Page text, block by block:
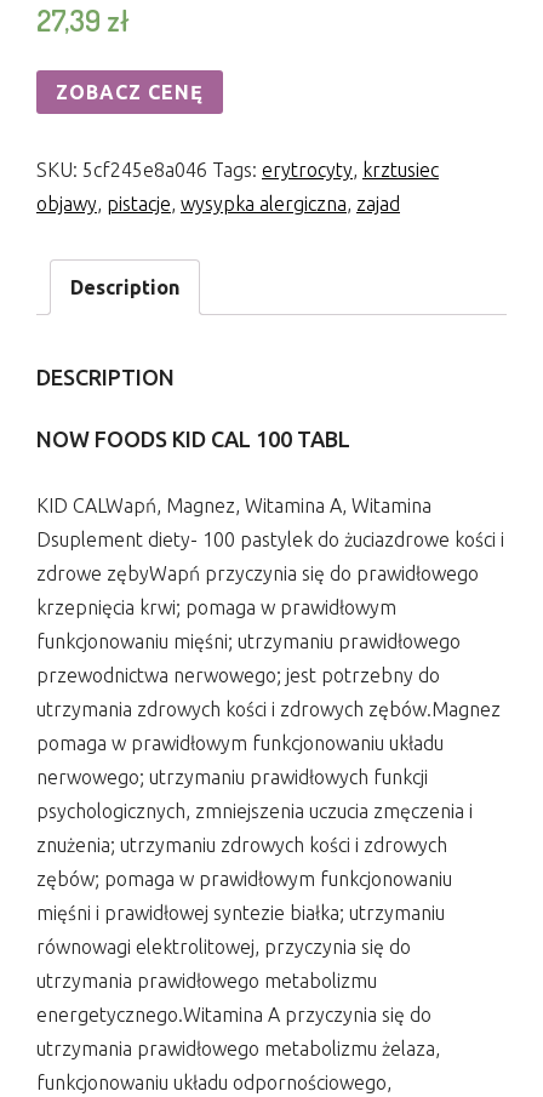
27,39 zł
ZOBACZ CENĘ
SKU: 5cf245e8a046 Tags: erytrocyty, krztusiec
objawy, pistacje, wysypka alergiczna, zajad
Description
DESCRIPTION
NOW FOODS KID CAL 100 TABL
KID CALWapń, Magnez, Witamina A, Witamina
Dsuplement diety- 100 pastylek do żuciazdrowe kości i
zdrowe zębyWapń przyczynia się do prawidłowego
krzepnięcia krwi; pomaga w prawidłowym
funkcjonowaniu mięśni; utrzymaniu prawidłowego
przewodnictwa nerwowego; jest potrzebny do
utrzymania zdrowych kości i zdrowych zębów.Magnez
pomaga w prawidłowym funkcjonowaniu układu
nerwowego; utrzymaniu prawidłowych funkcji
psychologicznych, zmniejszenia uczucia zmęczenia i
znużenia; utrzymaniu zdrowych kości i zdrowych
zębów; pomaga w prawidłowym funkcjonowaniu
mięśni i prawidłowej syntezie białka; utrzymaniu
równowagi elektrolitowej, przyczynia się do
utrzymania prawidłowego metabolizmu
energetycznego.Witamina A przyczynia się do
utrzymania prawidłowego metabolizmu żelaza,
funkcjonowaniu układu odpornościowego,